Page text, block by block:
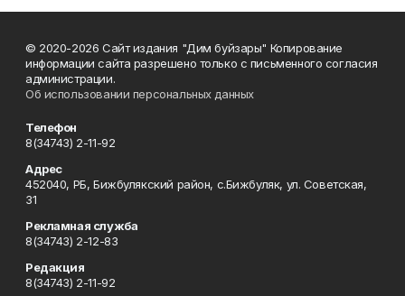
© 2020-2026 Сайт издания "Дим буйзары" Копирование
информации сайта разрешено только с письменного согласия
администрации.
Об использовании персональных данных
Телефон
8(34743) 2-11-92
Адрес
452040, РБ, Бижбулякский район, с.Бижбуляк, ул. Советская,
31
Рекламная служба
8(34743) 2-12-83
Редакция
8(34743) 2-11-92